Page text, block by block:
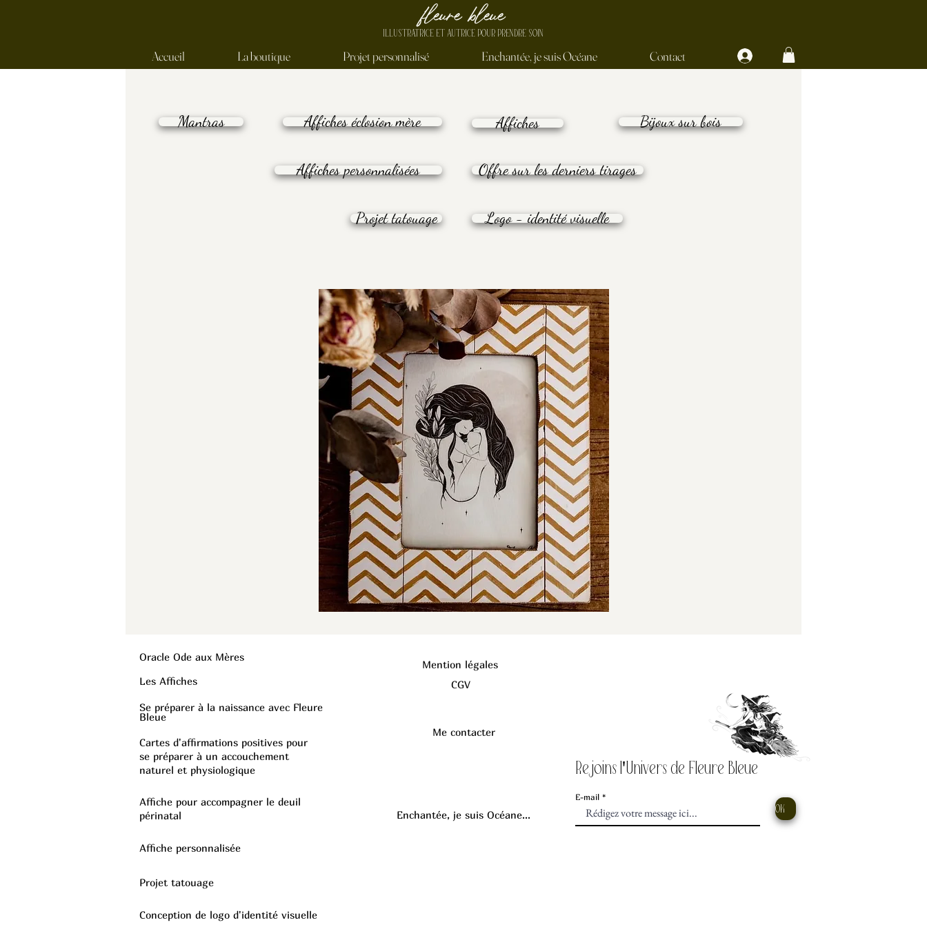
fleure bleue
ILLUSTRATRICE ET AUTRICE POUR PRENDRE SOIN
Accueil La boutique Projet personnalisé Enchantée, je suis Océane Contact
Mantras Affiches éclosion mère
Affiches personnalisées
Projet tatouage
Affiches Bijoux sur bois
Offre sur les derniers tirages
Logo - identité visuelle
Oracle Ode aux Mères
Les Affiches
Se préparer à la naissance avec Fleure
Bleue
Cartes d'affirmations positives pour
se préparer à un accouchement
naturel et physiologique
Affiche pour accompagner le deuil
périnatal
Affiche personnalisée
Mention légales
CGV
Me contacter
Enchantée, je suis Océane...
Rejoins l'Univers de Fleure Bleue
E-mail
OK
Projet tatouage
Conception de logo d'identité visuelle